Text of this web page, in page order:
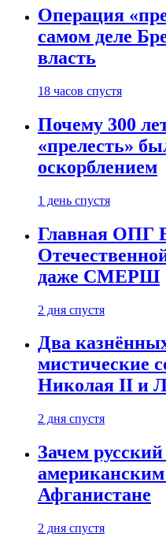
Операция
самом деле
власть
18 часов спустя
Почему 300
«прелесть»
оскорблением
1 день спустя
Главная ОПГ
даже СМЕРШ
2 дня спустя
Два
мистические
Николая II и
2 дня спустя
Зачем русский
Афганистане
2 дня спустя